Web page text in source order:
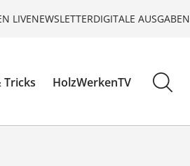
LIVENEWSLETTERDIGITALE AUSGABEN
Tricks HolzWerkenTV